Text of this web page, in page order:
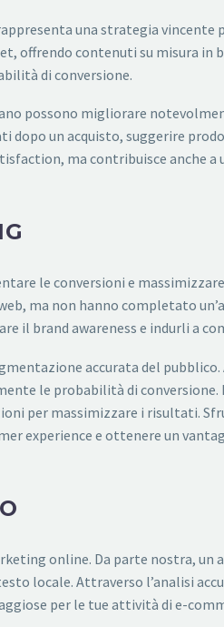
una strategia vincente
offrendo contenuti su misura in
di conversione.
possono migliorare
dopo un acquisto, suggerire
ma contribuisce anche a
le conversioni e
ma non hanno completato
brand awareness e indurli a
accurata del
le probabilità di
per massimizzare i risultati.
experience e ottenere un
online. Da parte nostra, un
locale. Attraverso l’analisi
per le tue attività di e-